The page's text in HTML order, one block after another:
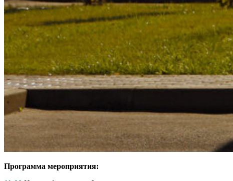
Программа мероприятия: